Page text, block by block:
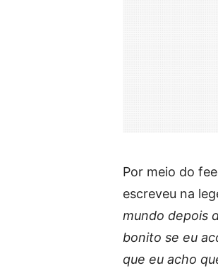
Por meio do
escreveu na
mundo depois
bonito se eu
que eu acho